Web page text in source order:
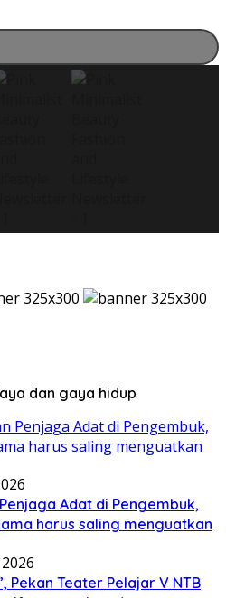
dan gaya hidup
Adat di Pengembuk,
harus saling menguatkan
Pekan Teater Pelajar V NTB